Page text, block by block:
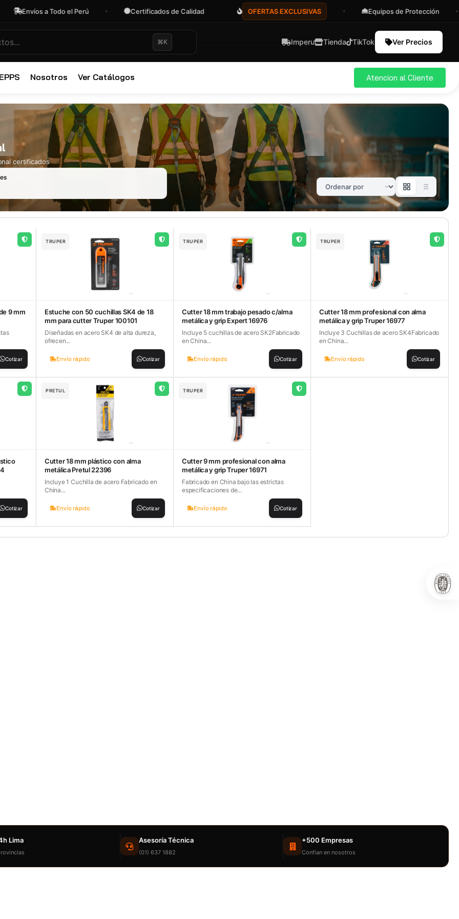
✕
Envíos a Todo el Perú Certificados de Calidad OFERTAS EXCLUSIVAS Equipos de Protección
⌘K Imperu Tienda TikTok Ver Precios
Nosotros Ver Catálogos Atencion al Cliente
certificados
Ropa Industrial
723 productos
9 mm
Cotizar
TRUPER
Estuche con 50 cuchillas SK4 de 18
mm para cutter Truper 100101
Diseñadas en acero SK4 de alta dureza,
ofrecen...
Envío rápido Cotizar
TRUPER
Cutter 18 mm trabajo pesado c/alma
metálica y grip Expert 16976
Incluye 5 cuchillas de acero SK2Fabricado
en China...
Envío rápido Cotizar
TRUPER
Cutter 18 mm profesional con alma
metálica y grip Truper 16977
Incluye 3 Cuchillas de acero SK4Fabricado
en China...
Envío rápido Cotizar
Cotizar
PRETUL
Cutter 18 mm plástico con alma
metálica Pretul 22396
Incluye 1 Cuchilla de acero Fabricado en
China...
Envío rápido Cotizar
TRUPER
Cutter 9 mm profesional con alma
metálica y grip Truper 16971
Fabricado en China bajo las estrictas
especificaciones de...
Envío rápido Cotizar
Lima Asesoría Técnica
(01) 637 1882
+500 Empresas
Confían en nosotros